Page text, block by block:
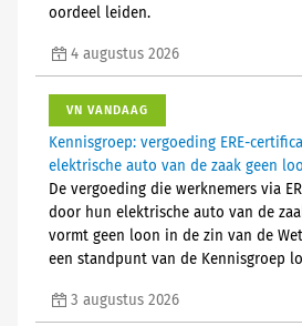
oordeel leiden.
4 augustus 2026
VN VANDAAG
Kennisgroep: vergoeding ERE-
elektrische auto van de zaak geen
De vergoeding die werknemers via
door hun elektrische auto van de
vormt geen loon in de zin van de
een standpunt van de Kennisgroep
3 augustus 2026